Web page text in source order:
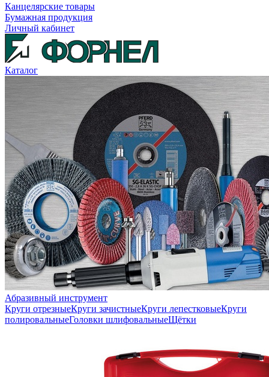
Канцелярские товары
Бумажная продукция
Личный кабинет
Каталог
Абразивный инструмент
Круги отрезныеКруги зачистныеКруги лепестковыеКруги
полировальныеГоловки шлифовальныеЩётки